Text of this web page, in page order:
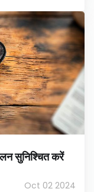
सुनिश्चित करें
Oct 02 2024